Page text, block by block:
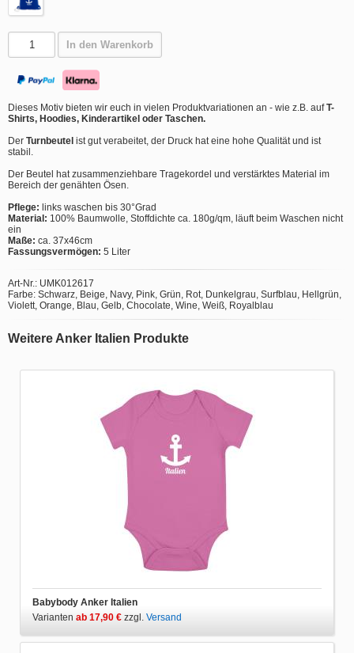
In den Warenkorb
Dieses Motiv bieten wir euch in vielen Produktvariationen an - wie z.B. aufT-
Shirts, Hoodies, Kinderartikel oder Taschen.
Der Turnbeutel ist gut verabeitet, der Druck hat eine hohe Qualität und ist
stabil.
Der Beutel hat zusammenziehbare Tragekordel und verstärktes Material im
Bereich der genähten Ösen.
Pflege: links waschen bis 30°Grad
Material: 100% Baumwolle, Stoffdichte ca. 180g/qm, läuft beim Waschen nicht
ein
Maße: ca. 37x46cm
Fassungsvermögen: 5 Liter
Art-Nr.: UMK012617
Farbe: Schwarz, Beige, Navy, Pink, Grün, Rot, Dunkelgrau, Surfblau, Hellgrün,
Violett, Orange, Blau, Gelb, Chocolate, Wine, Weiß, Royalblau
Weitere Anker Italien Produkte
Babybody Anker Italien
Varianten ab 17,90 € zzgl. Versand